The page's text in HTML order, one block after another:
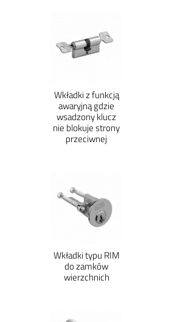
Wkładki z funkcją
awaryjną gdzie
wsadzony klucz
nie blokuje strony
przeciwnej
Wkładki typu RIM
do zamków
wierzchnich